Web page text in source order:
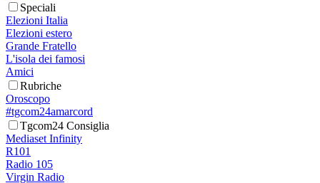
Speciali
Elezioni Italia
Elezioni estero
Grande Fratello
L'isola dei famosi
Amici
Rubriche
Oroscopo
#tgcom24amarcord
Tgcom24 Consiglia
Mediaset Infinity
R101
Radio 105
Virgin Radio